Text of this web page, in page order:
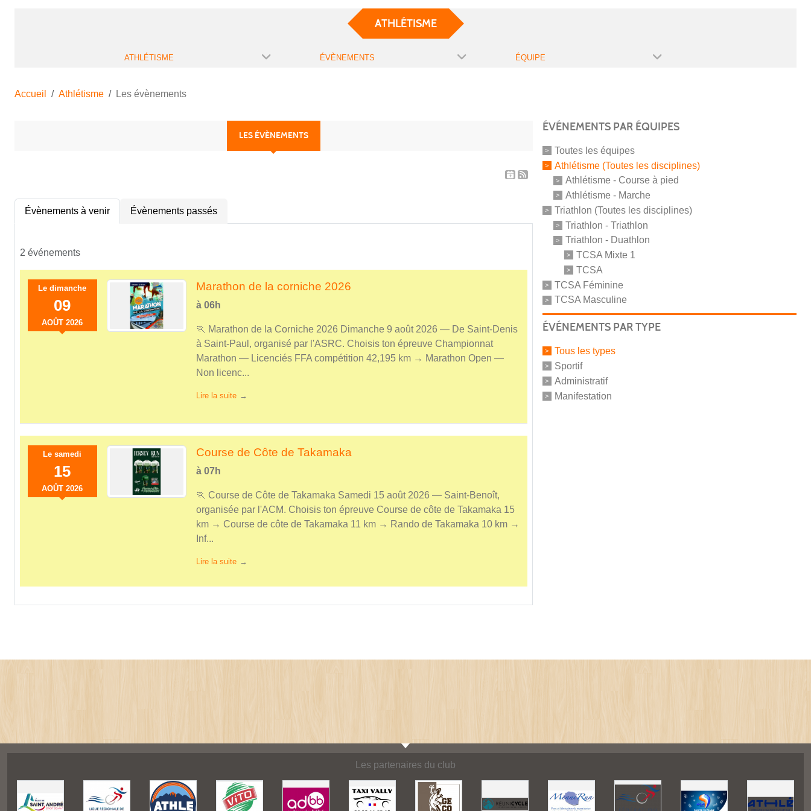
ATHLÉTISME
ATHLÉTISME ÉVÈNEMENTS ÉQUIPE
Accueil Athlétisme Les évènements
LES ÉVÈNEMENTS
Évènements à venir Évènements passés
2 événements
Ledimanche
09
AOÛT 2026
Marathon de la corniche 2026
à 06h
🏃 Marathon de la Corniche 2026 Dimanche 9 août 2026 — De Saint-Denis
à Saint-Paul, organisé par l'ASRC. Choisis ton épreuve Championnat
Marathon — Licenciés FFA compétition 42,195 km → Marathon Open —
Non licenc...
Lire la suite
Lesamedi
15
AOÛT 2026
Course de Côte de Takamaka
à 07h
🏃 Course de Côte de Takamaka Samedi 15 août 2026 — Saint-Benoît,
organisée par l'ACM. Choisis ton épreuve Course de côte de Takamaka 15
km → Course de côte de Takamaka 11 km → Rando de Takamaka 10 km →
Inf...
Lire la suite
ÉVÉNEMENTS PAR ÉQUIPES
Toutes les équipes
Athlétisme (Toutes les disciplines)
Athlétisme - Course à pied
Athlétisme - Marche
Triathlon (Toutes les disciplines)
Triathlon - Triathlon
Triathlon - Duathlon
TCSA Mixte 1
TCSA
TCSA Féminine
TCSA Masculine
ÉVÉNEMENTS PAR TYPE
Tous les types
Sportif
Administratif
Manifestation
Les partenaires du club